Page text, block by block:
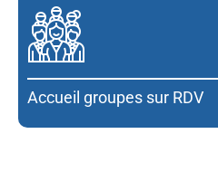
Accueil groupes sur RDV